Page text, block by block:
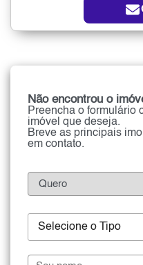
Não encontrou o
Preencha o formulário
imóvel que deseja.
Breve as principais
em contato.
Selecione o Tipo